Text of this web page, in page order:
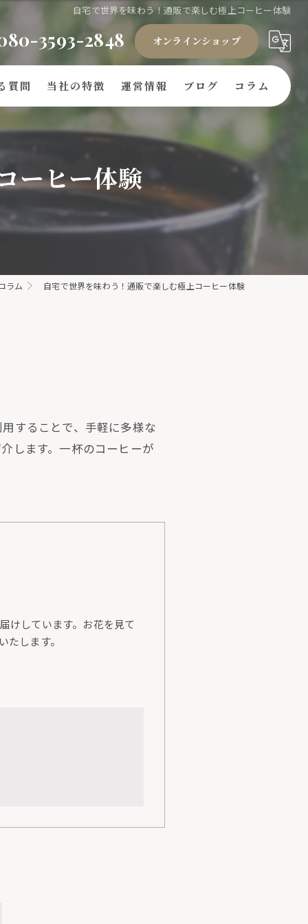
自宅で世界を味わう！通販で楽しむ極上コーヒー体験
3593-2848 オンラインショップ
質問 当社の特徴
ギフト
豆
自家焙煎
運営情報 ブログ コラム
ーヒー体験
ラム 自宅で世界を味わう！通販で楽しむ極上コーヒー体験
することで、手軽に多様な
します。一杯のコーヒーが
けしています。お花を見て
します。